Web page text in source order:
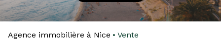
VENDRE
LOUER
Acheter
Louer
Agence immobilière à Nice Vente